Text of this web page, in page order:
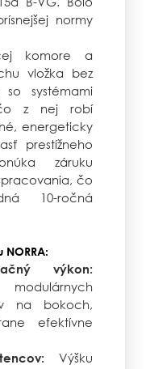
normy
komore a
vložka bez
systémami
čo z nej robí
energeticky
prestížneho
záruku
čo
10-ročná
výkon:
na bokoch,
efektívne
Výšku